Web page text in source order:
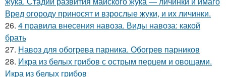
Вред огороду приносят и взрослые жуки, и их личинки.
26. 4 правила внесения навоза. Виды навоза: какой
брать
27. Навоз для обогрева парника. Обогрев парников
28. Икра из белых грибов с острым перцем и овощами.
Икра из белых грибов